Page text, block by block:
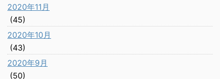
2020年11月
(45)
2020年10月
(43)
2020年9月
(50)